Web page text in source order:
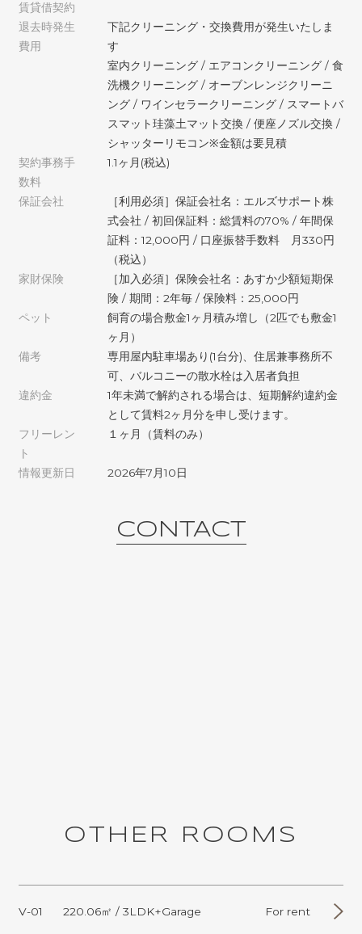
賃貸借契約
退去時発生
費用
下記クリーニング・交換費用が発生いたしま
す
室内クリーニング / エアコンクリーニング / 食
洗機クリーニング / オーブンレンジクリーニ
ング / ワインセラークリーニング / スマートバ
スマット珪藻土マット交換 / 便座ノズル交換 /
シャッターリモコン※金額は要見積
契約事務手
数料
1.1ヶ月(税込)
保証会社
［利用必須］保証会社名：エルズサポート株
式会社 / 初回保証料：総賃料の70% / 年間保
証料：12,000円 / 口座振替手数料 月330円
（税込）
家財保険
［加入必須］保険会社名：あすか少額短期保
険 / 期間：2年毎 / 保険料：25,000円
ペット
飼育の場合敷金1ヶ月積み増し（2匹でも敷金1
ヶ月）
備考
専用屋内駐車場あり(1台分)、住居兼事務所不
可、バルコニーの散水栓は入居者負担
違約金
1年未満で解約される場合は、短期解約違約金
として賃料2ヶ月分を申し受けます。
フリーレン
ト
１ヶ月（賃料のみ）
情報更新日 2026年7月10日
CONTACT
O H E R R O O M S
V-01 220.06㎡ / 3LDK+Garage For rent